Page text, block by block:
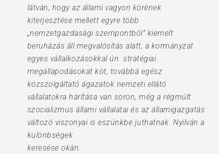
látván, hogy az állami vagyon körének
kiterjesztése mellett egyre több
„nemzetgazdasági szempontból” kiemelt
beruházás áll megvalósítás alatt, a kormányzat
egyes vállalkozásokkal ún. stratégiai
megállapodásokat köt, továbbá egész
közszolgáltató ágazatok nemzeti ellátó
vállalatokra hárítása van soron, még a régmúlt
szocializmus állami vállalatai és az államigazgatás
változó viszonyai is eszünkbe juthatnak. Nyilván a
különbségek
keresése okán.